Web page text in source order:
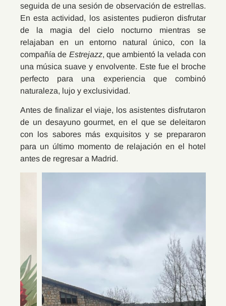
seguida de una sesión de observación de estrellas.
En esta actividad, los asistentes pudieron disfrutar
de la magia del cielo nocturno mientras se
relajaban en un entorno natural único, con la
compañía de Estrejazz, que ambientó la velada con
una música suave y envolvente. Este fue el broche
perfecto para una experiencia que combinó
naturaleza, lujo y exclusividad.
Antes de finalizar el viaje, los asistentes disfrutaron
de un desayuno gourmet, en el que se deleitaron
con los sabores más exquisitos y se prepararon
para un último momento de relajación en el hotel
antes de regresar a Madrid.